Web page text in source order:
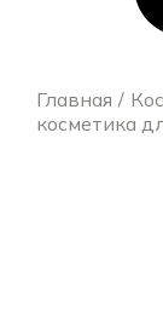
Главная
косметика